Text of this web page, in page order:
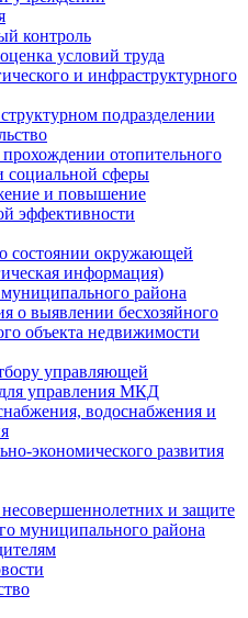
контроль
условий труда
и инфраструктурного
подразделении
отопительного
сферы
и повышение
эффективности
состоянии окружающей
информация)
района
о выявлении бесхозяйного
объекта недвижимости
управляющей
управления МКД
водоснабжения и
экономического развития
и защите
муниципального района